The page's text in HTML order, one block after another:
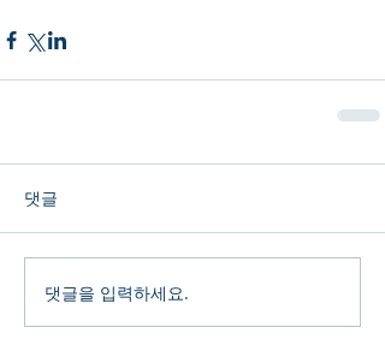
댓글
댓글을 입력하세요.